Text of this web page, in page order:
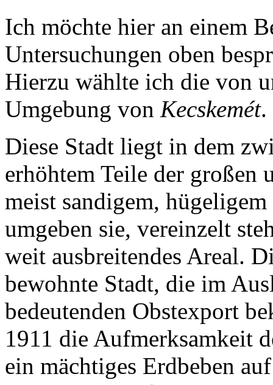
Ich möchte hier an einem
Untersuchungen oben
Hierzu wählte ich die von
Umgebung von Kecskemét.
Diese Stadt liegt in dem
erhöhtem Teile der großen
meist sandigem,
umgeben sie, vereinzelt
weit ausbreitendes Areal.
bewohnte Stadt, die im
bedeutenden Obstexport
1911 die Aufmerksamkeit
ein mächtiges Erdbeben